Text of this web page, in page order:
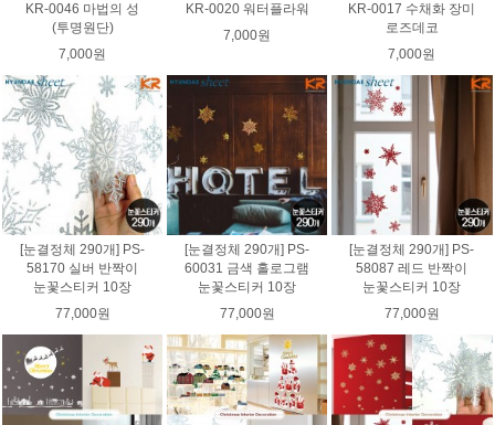
KR-0046 마법의 성
(투명원단)
7,000원
KR-0020 워터플라워
7,000원
KR-0017 수채화 장미
로즈데코
7,000원
[눈결정체 290개] PS-
58170 실버 반짝이
눈꽃스티커 10장
77,000원
[눈결정체 290개] PS-
60031 금색 홀로그램
눈꽃스티커 10장
77,000원
[눈결정체 290개] PS-
58087 레드 반짝이
눈꽃스티커 10장
77,000원